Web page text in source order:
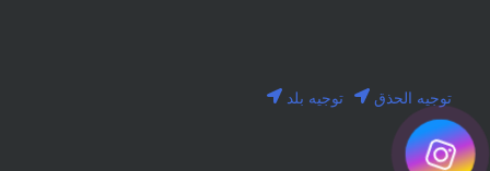
توجيه الحذق توجيه بلد